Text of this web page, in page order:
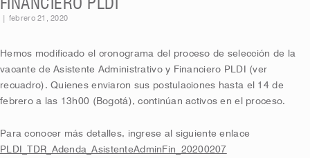
FINANCIERO PLDI
febrero 21, 2020
Hemos modificado el cronograma del proceso de selección de la
vacante de Asistente Administrativo y Financiero PLDI (ver
recuadro). Quienes enviaron sus postulaciones hasta el 14 de
febrero a las 13h00 (Bogotá), continúan activos en el proceso.
Para conocer más detalles, ingrese al siguiente enlace
PLDI_TDR_Adenda_AsistenteAdminFin_20200207